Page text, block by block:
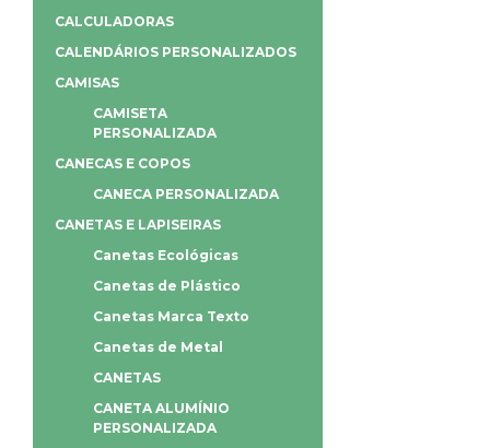
CALCULADORAS
CALENDÁRIOS PERSONALIZADOS
CAMISAS
CAMISETA
PERSONALIZADA
CANECAS E COPOS
CANECA PERSONALIZADA
CANETAS E LAPISEIRAS
Canetas Ecológicas
Canetas de Plástico
Canetas Marca Texto
Canetas de Metal
CANETAS
CANETA ALUMÍNIO
PERSONALIZADA